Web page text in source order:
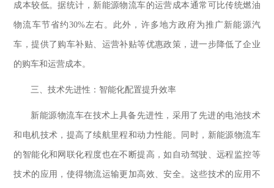
成本较低。据统计，新能源物流车的运营成本通常可比传统燃油
物流车节省约30%左右。此外，许多地方政府为推广新能源汽
车，提供了购车补贴、运营补贴等优惠政策，进一步降低了企业
的购车和运营成本。
三、技术先进性：智能化配置提升效率
新能源物流车在技术上具备先进性，采用了先进的电池技术
和电机技术，提高了续航里程和动力性能。同时，新能源物流车
的智能化和网联化程度也在不断提高，如自动驾驶、远程监控等
技术的应用，使得物流运输更加高效、安全。这些技术的应用不